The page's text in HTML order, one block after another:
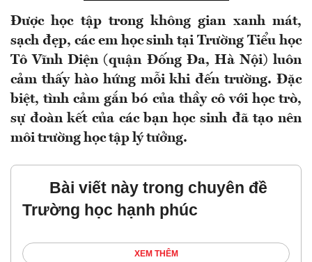
Được học tập trong không gian xanh mát,
sạch đẹp, các em học sinh tại Trường Tiểu học
Tô Vĩnh Diện (quận Đống Đa, Hà Nội) luôn
cảm thấy hào hứng mỗi khi đến trường. Đặc
biệt, tình cảm gắn bó của thầy cô với học trò,
sự đoàn kết của các bạn học sinh đã tạo nên
môi trường học tập lý tưởng.
Bài viết này trong chuyên đề
Trường học hạnh phúc
XEM THÊM